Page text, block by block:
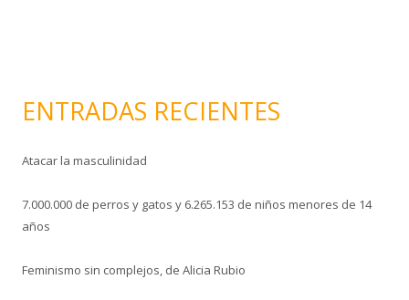
ENTRADAS RECIENTES
Atacar la masculinidad
7.000.000 de perros y gatos y 6.265.153 de niños menores de 14
años
Feminismo sin complejos, de Alicia Rubio